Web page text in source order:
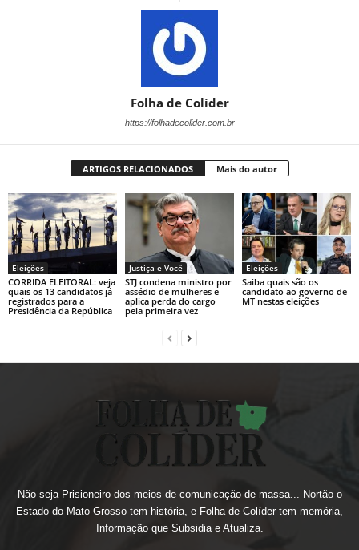
Folha de Colíder
https://folhadecolider.com.br
ARTIGOS RELACIONADOS Mais do autor
Eleições
CORRIDA ELEITORAL: veja
quais os 13 candidatos já
registrados para a
Presidência da República
Justiça e Você
STJ condena ministro por
assédio de mulheres e
aplica perda do cargo
pela primeira vez
Eleições
Saiba quais são os
candidato ao governo de
MT nestas eleições
Não seja Prisioneiro dos meios de comunicação de massa... Nortão o
Estado do Mato-Grosso tem história, e Folha de Colíder tem memória,
Informação que Subsidia e Atualiza.